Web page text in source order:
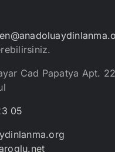
Cad Papatya Apt.
05